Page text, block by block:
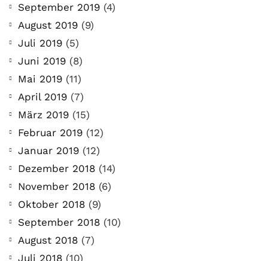
September 2019 (4)
August 2019 (9)
Juli 2019 (5)
Juni 2019 (8)
Mai 2019 (11)
April 2019 (7)
März 2019 (15)
Februar 2019 (12)
Januar 2019 (12)
Dezember 2018 (14)
November 2018 (6)
Oktober 2018 (9)
September 2018 (10)
August 2018 (7)
Juli 2018 (10)